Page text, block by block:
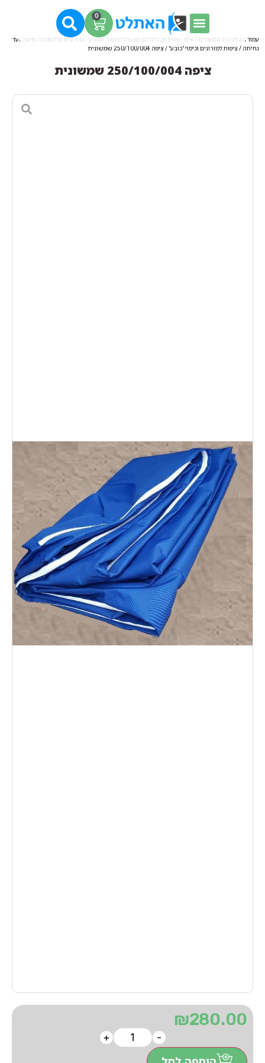
0
עמוד הבית / כל המוצרים / ציוד - מזרנים, כדורים, מכשירי כושר, ספורט / מזרונים לכל מטרה: מיוגה ועד
נחיתה / ציפות למזרונים וכיסוי "כובע" / ציפה 250/100/004 שמשונית
ציפה 250/100/004 שמשונית
₪280.00
-
+